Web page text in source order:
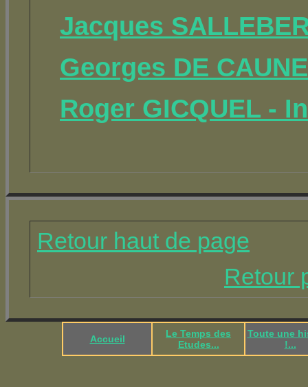
Jacques
Georges DE
Roger GICQUEL -
Retour haut de page
Retour
Accueil
Le Temps des
Etudes...
Toute une
!...